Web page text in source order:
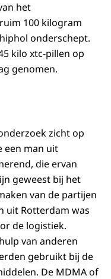
het
100 kilogram
onderschept.
kilo xtc-pillen op
genomen.
zicht op
een man uit
die ervan
geweest bij het
van de partijen
uit Rotterdam was
de logistiek.
van anderen
gebruikt bij de
De MDMA of